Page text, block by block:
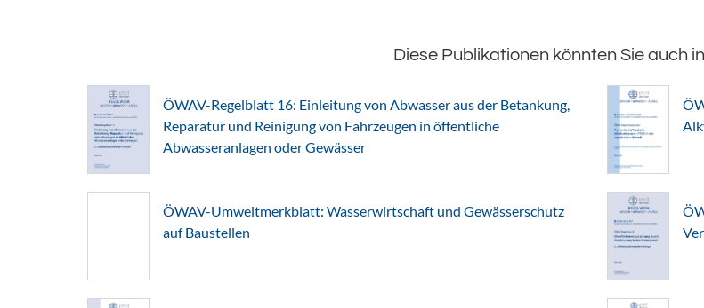
Diese Publikationen könnten Sie auch
ÖWAV-Regelblatt 16: Einleitung von Abwasser aus der Betankung,
Reparatur und Reinigung von Fahrzeugen in öffentliche
Abwasseranlagen oder Gewässer
ÖWAV-Umweltmerkblatt: Wasserwirtschaft und Gewässerschutz
auf Baustellen